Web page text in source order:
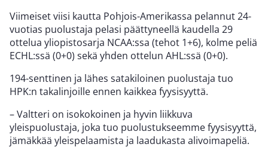
Viimeiset viisi kautta Pohjois-Amerikassa pelannut 24-
vuotias puolustaja pelasi päättyneellä kaudella 29
ottelua yliopistosarja NCAA:ssa (tehot 1+6), kolme peliä
ECHL:ssä (0+0) sekä yhden ottelun AHL:ssä (0+0).
194-senttinen ja lähes satakiloinen puolustaja tuo
HPK:n takalinjoille ennen kaikkea fyysisyyttä.
– Valtteri on isokokoinen ja hyvin liikkuva
yleispuolustaja, joka tuo puolustukseemme fyysisyyttä,
jämäkkää yleispelaamista ja laadukasta alivoimapeliä.